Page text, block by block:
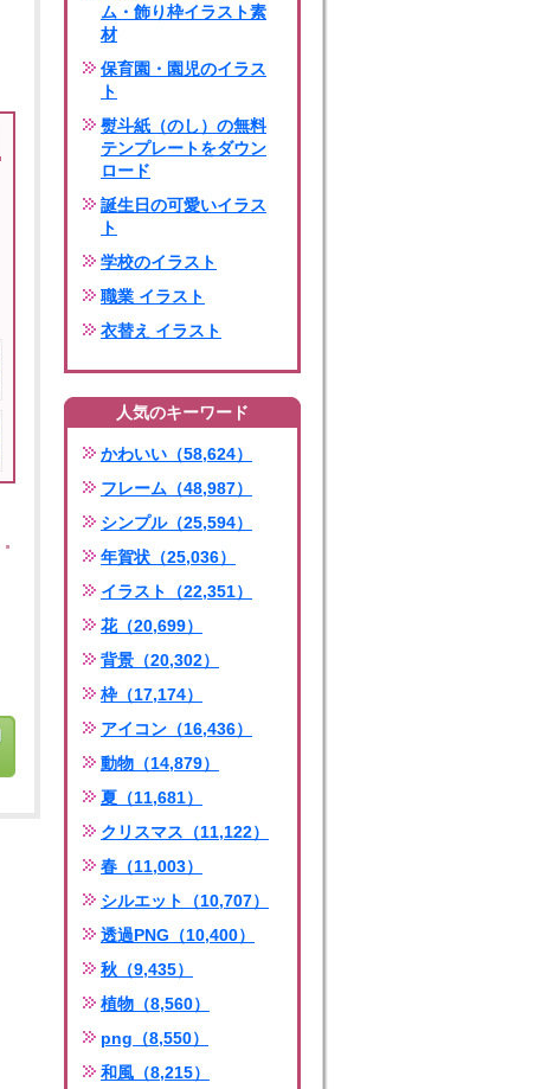
ム・飾り枠イラスト素
材
保育園・園児のイラス
ト
熨斗紙（のし）の無料
テンプレートをダウン
ロード
誕生日の可愛いイラス
ト
学校のイラスト
職業 イラスト
衣替え イラスト
人気のキーワード
かわいい（58,624）
フレーム（48,987）
シンプル（25,594）
年賀状（25,036）
イラスト（22,351）
花（20,699）
背景（20,302）
枠（17,174）
アイコン（16,436）
動物（14,879）
夏（11,681）
クリスマス（11,122）
春（11,003）
シルエット（10,707）
透過PNG（10,400）
秋（9,435）
植物（8,560）
png（8,550）
和風（8,215）